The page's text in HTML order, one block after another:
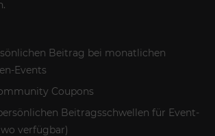
Beitrag bei monatlichen
Events
Coupons
Beitragsschwellen für Event-
verfügbar)